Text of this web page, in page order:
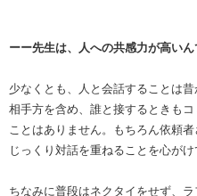
ーー先生は、人への共感力が高いん
少なくとも、人と会話することは昔
相手方を含め、誰と接するときも
ことはありません。もちろん依頼
じっくり対話を重ねることを心がけ
ちなみに普段はネクタイをせず、ラ